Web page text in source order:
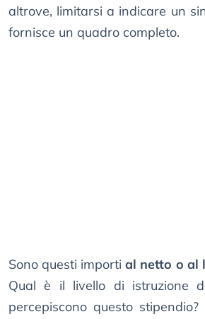
altrove, limitarsi a indicare un
fornisce un quadro completo.
Sono questi importial netto o al
Qual è il livello di istruzione
percepiscono questo stipendio?